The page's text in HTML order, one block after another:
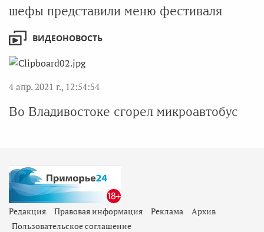
шефы представили меню фестиваля
ВИДЕОНОВОСТЬ
4 апр. 2021 г., 12:54:54
Во Владивостоке сгорел микроавтобус
Редакция Правовая информация Реклама
Архив
Пользовательское соглашение